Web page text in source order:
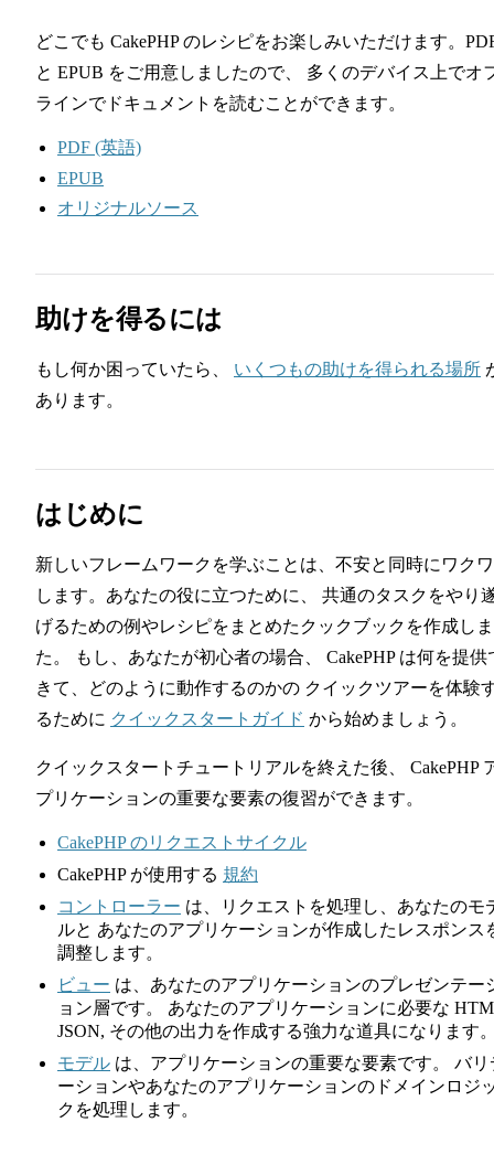
どこでも CakePHP のレシピをお楽しみいただけます。
と EPUB をご用意しましたので、 多くのデバイス上でオ
ラインでドキュメントを読むことができます。
PDF (英語)
EPUB
オリジナルソース
助けを得るには
もし何か困っていたら、 いくつもの助けを得られる場所
あります。
はじめに
新しいフレームワークを学ぶことは、不安と同時にワク
します。あなたの役に立つために、 共通のタスクをやり
げるための例やレシピをまとめたクックブックを作成し
た。 もし、あなたが初心者の場合、 CakePHP は何を提供
きて、どのように動作するのかの クイックツアーを体験
るために クイックスタートガイド から始めましょう。
クイックスタートチュートリアルを終えた後、 CakePHP
プリケーションの重要な要素の復習ができます。
CakePHP のリクエストサイクル
CakePHP が使用する 規約
コントローラー は、リクエストを処理し、あなたのモ
ルと あなたのアプリケーションが作成したレスポンス
調整します。
ビュー は、あなたのアプリケーションのプレゼンテー
ョン層です。 あなたのアプリケーションに必要な
JSON, その他の出力を作成する強力な道具になります
モデル は、アプリケーションの重要な要素です。 バリ
ーションやあなたのアプリケーションのドメインロジ
クを処理します。